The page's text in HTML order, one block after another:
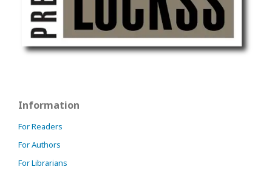
Information
For Readers
For Authors
For Librarians